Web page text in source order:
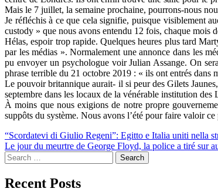
Mais le 7 juillet, la semaine prochaine, pourrons-nous
Je réfléchis à ce que cela signifie, puisque visiblement
custody » que nous avons entendu 12 fois, chaque mois
Hélas, espoir trop rapide. Quelques heures plus tard
par les médias ». Normalement une annonce dans les
pu envoyer un psychologue voir Julian Assange. On
phrase terrible du 21 octobre 2019 : « ils ont entrés
Le pouvoir britannique aurait- il si peur des Gilets
septembre dans les locaux de la vénérable institution des
À moins que nous exigions de notre propre
suppôts du système. Nous avons l’été pour faire valoir
Post
navigation
“Scordatevi di Giulio Regeni”: Egitto e Italia uniti nella
Le jour du meurtre de George Floyd, la police a tiré sur
Search
for:
Recent Posts